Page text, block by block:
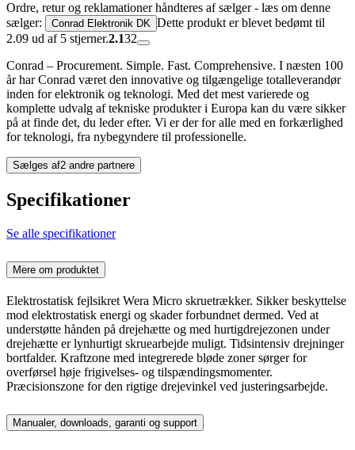
Ordre, retur og reklamationer håndteres af sælger - læs om denne
sælger:
Conrad Elektronik DK Dette produkt er blevet bedømt til
2.09 ud af 5 stjerner.2.132
Conrad – Procurement. Simple. Fast. Comprehensive. I næsten 100
år har Conrad været den innovative og tilgængelige totalleverandør
inden for elektronik og teknologi. Med det mest varierede og
komplette udvalg af tekniske produkter i Europa kan du være sikker
på at finde det, du leder efter. Vi er der for alle med en forkærlighed
for teknologi, fra nybegyndere til professionelle.
Sælges af2 andre partnere
Specifikationer
Se alle specifikationer
Mere om produktet
Elektrostatisk fejlsikret Wera Micro skruetrækker. Sikker beskyttelse
mod elektrostatisk energi og skader forbundnet dermed. Ved at
understøtte hånden på drejehætte og med hurtigdrejezonen under
drejehætte er lynhurtigt skruearbejde muligt. Tidsintensiv drejninger
bortfalder. Kraftzone med integrerede bløde zoner sørger for
overførsel høje frigivelses- og tilspændingsmomenter.
Præcisionszone for den rigtige drejevinkel ved justeringsarbejde.
Manualer, downloads, garanti og support